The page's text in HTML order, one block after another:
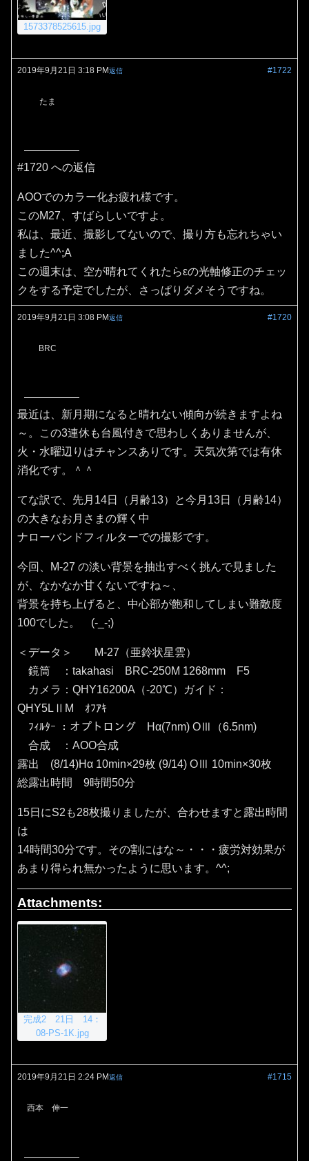
1573378525615.jpg
2019年9月21日 3:18 PM #1722
返信
たま
#1720 への返信
AOOでのカラー化お疲れ様です。
このM27、すばらしいですよ。
私は、最近、撮影してないので、撮り方も忘れちゃい
ました^^;A
この週末は、空が晴れてくれたらεの光軸修正のチェッ
クをする予定でしたが、さっぱりダメそうですね。
2019年9月21日 3:08 PM #1720
返信
BRC
最近は、新月期になると晴れない傾向が続きますよね
～。この3連休も台風付きで思わしくありませんが、
火・水曜辺りはチャンスありです。天気次第では有休
消化です。＾＾
てな訳で、先月14日（月齢13）と今月13日（月齢14）
の大きなお月さまの輝く中
ナローバンドフィルターでの撮影です。
今回、M-27 の淡い背景を抽出すべく挑んで見ました
が、なかなか甘くないですね～、
背景を持ち上げると、中心部が飽和してしまい難敵度
100でした。 (-_-;)
＜データ＞ M-27（亜鈴状星雲）
鏡筒 ：takahasi BRC-250M 1268mm F5
カメラ：QHY16200A（‐20℃）ガイド：
QHY5LⅡM ｵﾌｱｷ
ﾌｨﾙﾀｰ ：オプトロング Hα(7nm) OⅢ（6.5nm)
合成 ：AOO合成
露出 (8/14)Hα 10min×29枚 (9/14) OⅢ 10min×30枚
総露出時間 9時間50分
15日にS2も28枚撮りましたが、合わせますと露出時間
は
14時間30分です。その割にはな～・・・疲労対効果が
あまり得られ無かったように思います。^^;
Attachments:
完成2 21日 14：
08-PS-1K.jpg
2019年9月21日 2:24 PM #1715
返信
西本 伸一